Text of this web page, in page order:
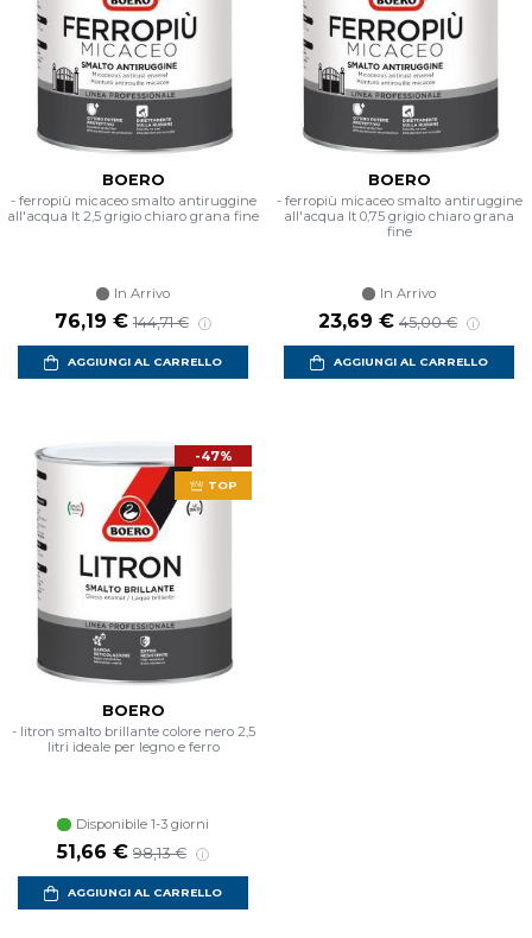
BOERO
- ferropiù micaceo smalto antiruggine
all'acqua lt 2,5 grigio chiaro grana fine
In Arrivo
Prezzo scontato
76,19 € Prezzo di listino
144,71 €
AGGIUNGI AL CARRELLO
BOERO
- ferropiù micaceo smalto antiruggine
all'acqua lt 0,75 grigio chiaro grana
fine
In Arrivo
Prezzo scontato
23,69 € Prezzo di listino
45,00 €
AGGIUNGI AL CARRELLO
-47%
TOP
BOERO
- litron smalto brillante colore nero 2,5
litri ideale per legno e ferro
Disponibile 1-3 giorni
Prezzo scontato
51,66 € Prezzo di listino
98,13 €
AGGIUNGI AL CARRELLO